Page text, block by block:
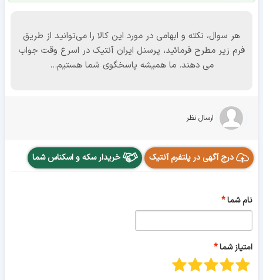
هر سوال، نکته و ابهامی در مورد این کالا را می‌توانید از طریق
فرم زیر مطرح فرمائید، پرسنل ایران آنتیک در اسرع وقت جواب
می دهند. ما همیشه پاسخگوی شما هستیم...
ارسال نظر
درج آگهی در پلتفرم آنتیک خریدار سکه و اسکناس شما
نام شما
امتیاز شما